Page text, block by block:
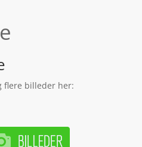
flere billeder her: